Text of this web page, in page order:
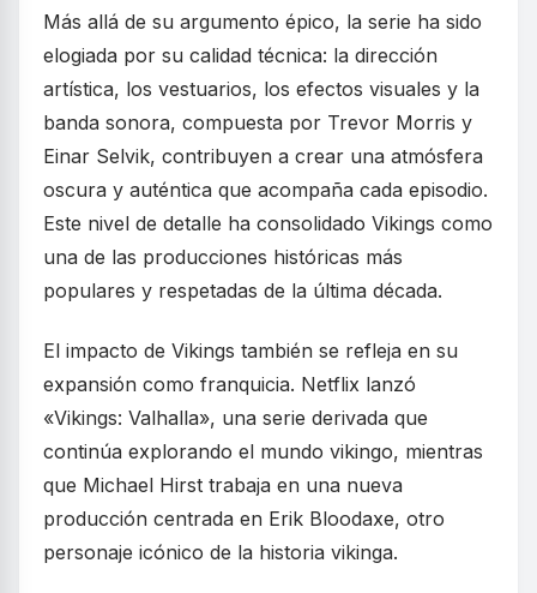
Más allá de su argumento épico, la serie ha sido
elogiada por su calidad técnica: la dirección
artística, los vestuarios, los efectos visuales y la
banda sonora, compuesta por Trevor Morris y
Einar Selvik, contribuyen a crear una atmósfera
oscura y auténtica que acompaña cada episodio.
Este nivel de detalle ha consolidado Vikings como
una de las producciones históricas más
populares y respetadas de la última década.
El impacto de Vikings también se refleja en su
expansión como franquicia. Netflix lanzó
«Vikings: Valhalla», una serie derivada que
continúa explorando el mundo vikingo, mientras
que Michael Hirst trabaja en una nueva
producción centrada en Erik Bloodaxe, otro
personaje icónico de la historia vikinga.